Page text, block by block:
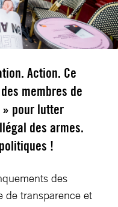
Action. Ce
membres de
pour lutter
des armes.
!
des
de transparence et